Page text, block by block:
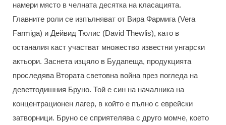
намери място в челната десятка на класацията.
Главните роли се изпълняват от Вира Фармига (Vera
Farmiga) и Дейвид Тюлис (David Thewlis), като в
останалия каст участват множество известни унгарски
актьори. Заснета изцяло в Будапеща, продукцията
проследява Втората световна война през погледа на
деветгодишния Бруно. Той е син на началника на
концентрационен лагер, в който е пълно с еврейски
затворници. Бруно се сприятелява с друго момче, което